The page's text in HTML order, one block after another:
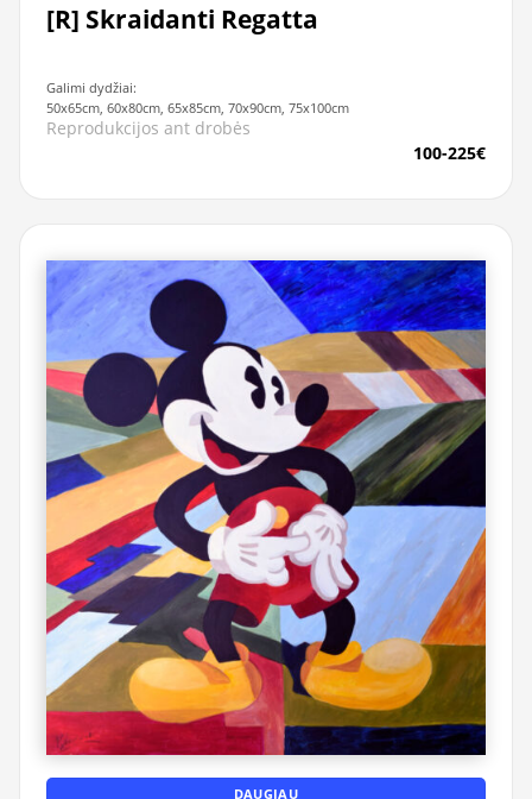
[R] Skraidanti Regatta
Galimi dydžiai:
50x65cm, 60x80cm, 65x85cm, 70x90cm, 75x100cm
Reprodukcijos ant drobės
100-225€
DAUGIAU